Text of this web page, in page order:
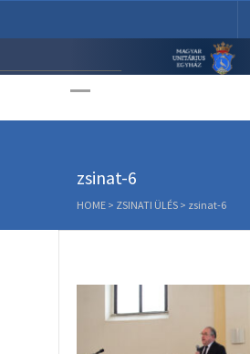
Unitárius
zsinat-6
HOME > ZSINATI ÜLÉS > zsinat-6